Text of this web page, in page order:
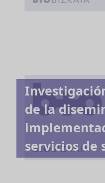
de la
servicios de